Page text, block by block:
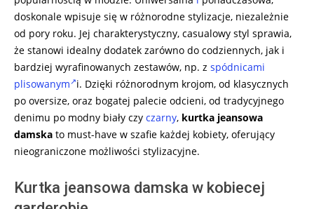
doskonale wpisuje się w różnorodne stylizacje, niezależnie
od pory roku. Jej charakterystyczny, casualowy styl sprawia,
że stanowi idealny dodatek zarówno do codziennych, jak i
bardziej wyrafinowanych zestawów, np. z spódnicami
plisowanym i. Dzięki różnorodnym krojom, od klasycznych
po oversize, oraz bogatej palecie odcieni, od tradycyjnego
denimu po modny biały czy czarny, kurtka jeansowa
damska to must-have w szafie każdej kobiety, oferujący
nieograniczone możliwości stylizacyjne.
Kurtka jeansowa damska w kobiecej